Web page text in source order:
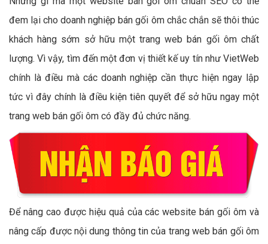
đem lại cho doanh nghiệp bán gối ôm chắc chắn sẽ thôi thúc
khách hàng sớm sở hữu một trang web bán gối ôm chất
lượng. Vì vậy, tìm đến một đơn vị thiết kế uy tín như VietWeb
chính là điều mà các doanh nghiệp cần thực hiện ngay lập
tức vì đây chính là điều kiện tiên quyết để sở hữu ngay một
trang web bán gối ôm có đầy đủ chức năng.
Để nâng cao được hiệu quả của các website bán gối ôm và
nâng cấp được nội dung thông tin của trang web bán gối ôm